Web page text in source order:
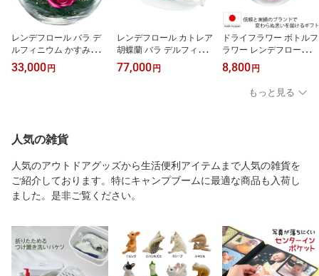
レンデフロール バラ デ
ルフィニウム かすみ草
ドライフラワー ボトルフ
ラワー A-K 送料無料 花
33,000 円
レンデフロール カトレア
胡蝶蘭 バラ デルフィニ
ューム かすみ草 ドライ
フラワー ボトルフラワー
77,000 円
ドライフラワー ボトルフ
ラワー レンデフロール S
-C W116×H92mm 新築祝
い 開業祝い 花ギフト 母
の日 定年祝い
8,800 円
もっと見る
人気の雑貨
人気のアウトドアグッズから生活便利アイテムまで人気の雑貨を
ご紹介しております。特にキャンプブームに最適な商品も入荷し
ました。是非ご覧ください。